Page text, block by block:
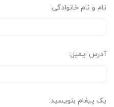
نام و نام خانوادگی:
آدرس ایمیل:
یک پیغام بنویسید: